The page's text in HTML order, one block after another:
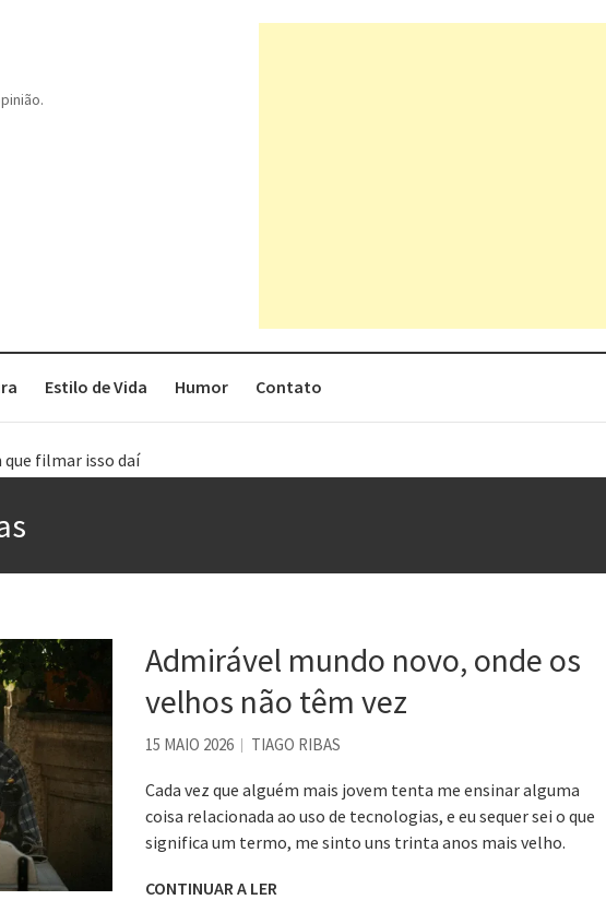
Estilo de Vida Humor Contato
que filmar isso daí
a fracassar é o segredo do sucesso
Calligaris prega o “direito à tristeza”
de Jorge Luis Borges
obrigatório é correto?
salvar o mundo, o veganismo não é a resposta
Admirável mundo novo, onde os
velhos não têm vez
15 MAIO 2026 TIAGO RIBAS
Cada vez que alguém mais jovem tenta me ensinar alguma
coisa relacionada ao uso de tecnologias, e eu sequer sei o que
significa um termo, me sinto uns trinta anos mais velho.
CONTINUAR A LER